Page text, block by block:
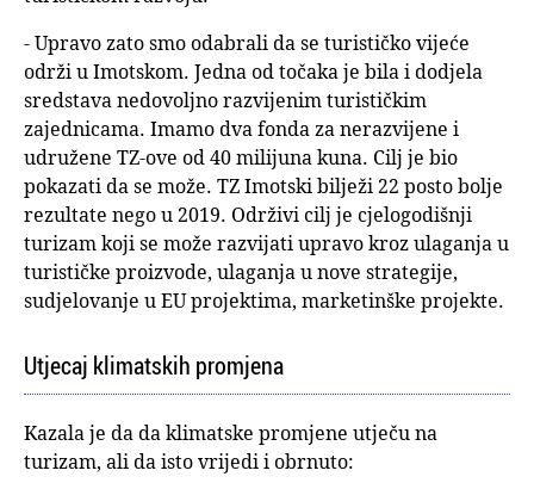
- Upravo zato smo odabrali da se turističko vijeće
održi u Imotskom. Jedna od točaka je bila i dodjela
sredstava nedovoljno razvijenim turističkim
zajednicama. Imamo dva fonda za nerazvijene i
udružene TZ-ove od 40 milijuna kuna. Cilj je bio
pokazati da se može. TZ Imotski bilježi 22 posto bolje
rezultate nego u 2019. Održivi cilj je cjelogodišnji
turizam koji se može razvijati upravo kroz ulaganja u
turističke proizvode, ulaganja u nove strategije,
sudjelovanje u EU projektima, marketinške projekte.
Utjecaj klimatskih promjena
Kazala je da da klimatske promjene utječu na
turizam, ali da isto vrijedi i obrnuto: